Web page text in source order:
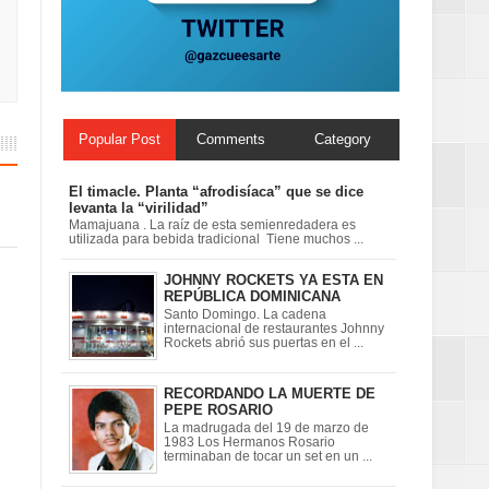
Popular Post Comments Category
El timacle. Planta “afrodisíaca” que se dice
levanta la “virilidad”
Mamajuana . La raíz de esta semienredadera es
utilizada para bebida tradicional Tiene muchos ...
JOHNNY ROCKETS YA ESTA EN
REPÚBLICA DOMINICANA
Santo Domingo. La cadena
internacional de restaurantes Johnny
Rockets abrió sus puertas en el ...
RECORDANDO LA MUERTE DE
PEPE ROSARIO
La madrugada del 19 de marzo de
1983 Los Hermanos Rosario
terminaban de tocar un set en un ...